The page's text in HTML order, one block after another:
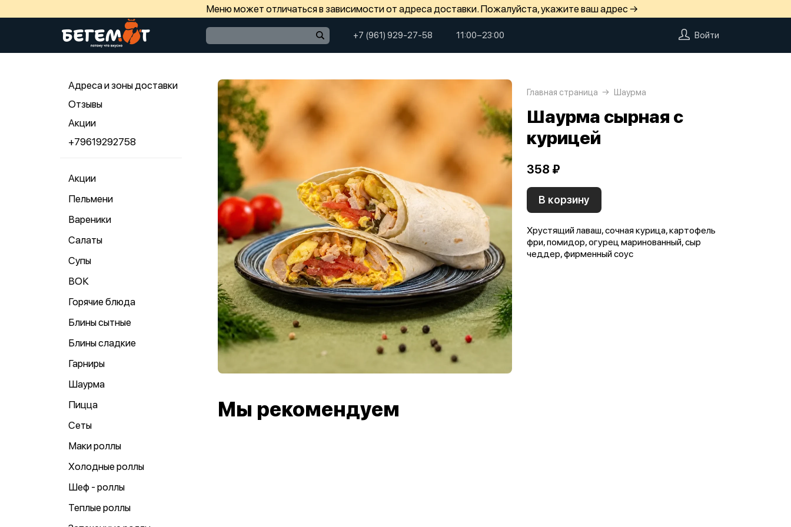
Меню может отличаться в зависимости от адреса доставки. Пожалуйста, укажите ваш адрес →
+7 (961) 929-27-58 11:00−23:00 Войти
Адреса и зоны доставки
Отзывы
Акции
+79619292758
Акции
Пельмени
Вареники
Салаты
Супы
ВОК
Горячие блюда
Блины сытные
Блины сладкие
Гарниры
Шаурма
Пицца
Сеты
Маки роллы
Холодные роллы
Шеф - роллы
Теплые роллы
Главная страница Шаурма
Шаурма сырная с
курицей
358 ₽
В корзину
Хрустящий лаваш, сочная курица, картофель
фри, помидор, огурец маринованный, сыр
чеддер, фирменный соус
Мы рекомендуем